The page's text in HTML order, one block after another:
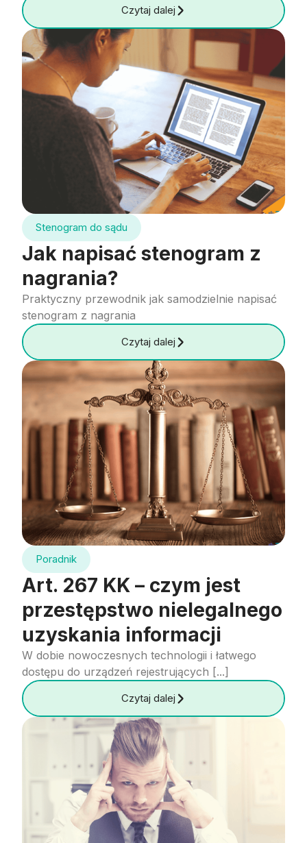
Czytaj dalej
Stenogram do sądu
Jak napisać stenogram z
nagrania?
Praktyczny przewodnik jak samodzielnie napisać
stenogram z nagrania
Czytaj dalej
Poradnik
Art. 267 KK – czym jest
przestępstwo nielegalnego
uzyskania informacji
W dobie nowoczesnych technologii i łatwego
dostępu do urządzeń rejestrujących [...]
Czytaj dalej